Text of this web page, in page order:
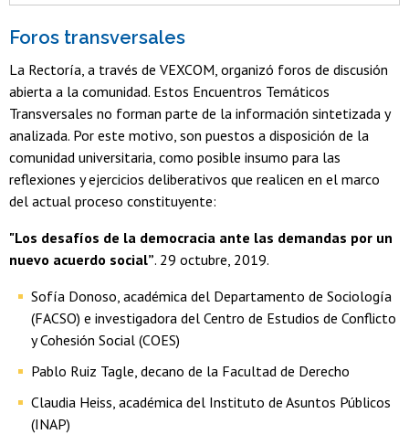
Foros transversales
La Rectoría, a través de VEXCOM, organizó foros de discusión
abierta a la comunidad. Estos Encuentros Temáticos
Transversales no forman parte de la información sintetizada y
analizada. Por este motivo, son puestos a disposición de la
comunidad universitaria, como posible insumo para las
reflexiones y ejercicios deliberativos que realicen en el marco
del actual proceso constituyente:
"Los desafíos de la democracia ante las demandas por un
nuevo acuerdo social”. 29 octubre, 2019.
Sofía Donoso, académica del Departamento de Sociología
(FACSO) e investigadora del Centro de Estudios de Conflicto
y Cohesión Social (COES)
Pablo Ruiz Tagle, decano de la Facultad de Derecho
Claudia Heiss, académica del Instituto de Asuntos Públicos
(INAP)